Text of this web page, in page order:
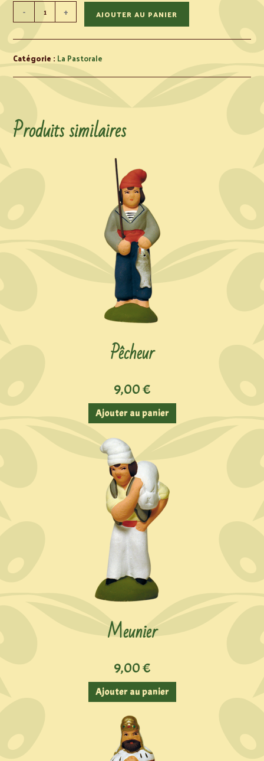
- + AJOUTER AU PANIER
Catégorie : La Pastorale
Produits similaires
Pêcheur
9,00€
Ajouter au panier
Meunier
9,00€
Ajouter au panier